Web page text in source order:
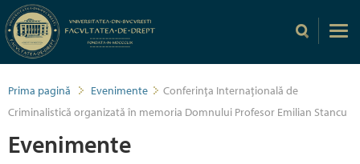
Prima pagină Evenimente
Conferința Internațională de
Criminalistică organizată în memoria Domnului Profesor Emilian Stancu
Evenimente